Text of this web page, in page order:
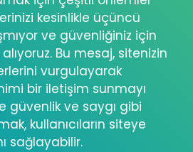
kesinlikle üçüncü
ve güvenliğiniz için
Bu mesaj, sitenizin
vurgulayarak
bir iletişim sunmayı
güvenlik ve saygı gibi
kullanıcıların siteye
sağlayabilir.